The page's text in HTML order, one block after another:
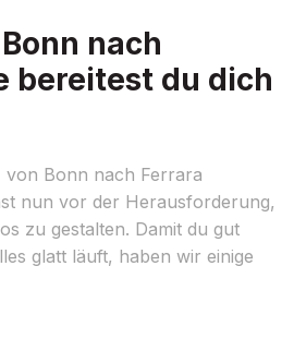
nach
bereitest du dich
von Bonn nach Ferrara
nun vor der Herausforderung,
zu gestalten. Damit du gut
glatt läuft, haben wir einige